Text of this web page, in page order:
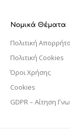
Νομικά Θέματα
Πολιτική
Πολιτική Cookies
Όροι Χρήσης
Cookies
GDPR – Αίτηση